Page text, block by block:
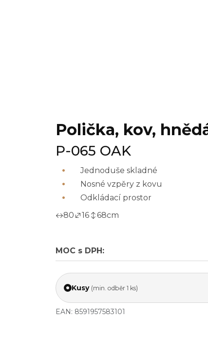
Polička, kov,
P-065 OAK
Jednoduše skladné
Nosné vzpěry z kovu
Odkládací prostor
80
16 68cm
MOC s DPH:
Kusy (min. odběr 1 ks)
EAN: 8591957583101